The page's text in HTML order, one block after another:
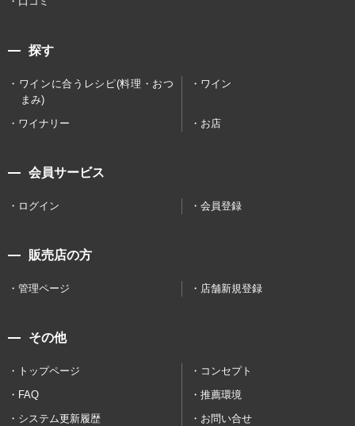
探す
ワインに合うレシピ(料理・おつ
まみ)
ワイン
ワイナリー お店
会員サービス
ログイン 会員登録
販売店の方
管理ページ 店舗新規登録
その他
トップページ
コンセプト
FAQ
推薦環境
システム更新履歴
お問い合せ